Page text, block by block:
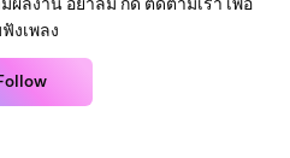
ลงาน อย่าลืม กด ติดตามเรา เพื่อ
งเพลง